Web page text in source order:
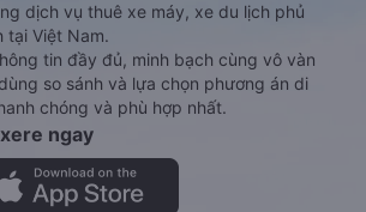
dịch vụ thuê xe máy, xe du lịch phủ
tại Việt Nam.
tin đầy đủ, minh bạch cùng vô vàn
so sánh và lựa chọn phương án di
chóng và phù hợp nhất.
ngay